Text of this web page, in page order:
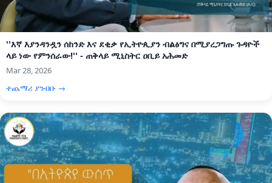
''እኛ እያንዳንዷን ሰከንድ እና ደቂቃ የኢትዮጲያን ብልፅግና በሚያረጋግጡ ጉዳዮች
ላይ ነው የምንሰራው!'' - ጠቅላይ ሚኒስትር ዐቢይ አሕመድ
Mar 28, 2026
ተጨማሪ ያንብቡ →